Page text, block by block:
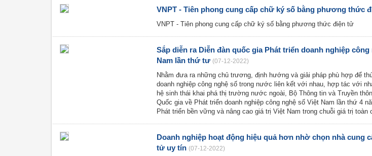
VNPT - Tiên phong cung cấp chữ ký số bằng phương thức
VNPT - Tiên phong cung cấp chữ ký số bằng phương thức điện tử
Sắp diễn ra Diễn đàn quốc gia Phát triển doanh nghiệp công
Nam lần thứ tư (07-12-2022)
Nhằm đưa ra những chủ trương, định hướng và giải pháp phù hợp để
doanh nghiệp công nghệ số trong nước liên kết với nhau, hợp tác với
hệ sinh thái khai phá thị trường nước ngoài, Bộ Thông tin và Truyền
Quốc gia về Phát triển doanh nghiệp công nghệ số Việt Nam lần thứ 4
Phát triển bền vững và nâng cao giá trị Việt Nam trong chuỗi giá trị toàn
Doanh nghiệp hoạt động hiệu quả hơn nhờ chọn nhà cung
tử uy tín (07-12-2022)